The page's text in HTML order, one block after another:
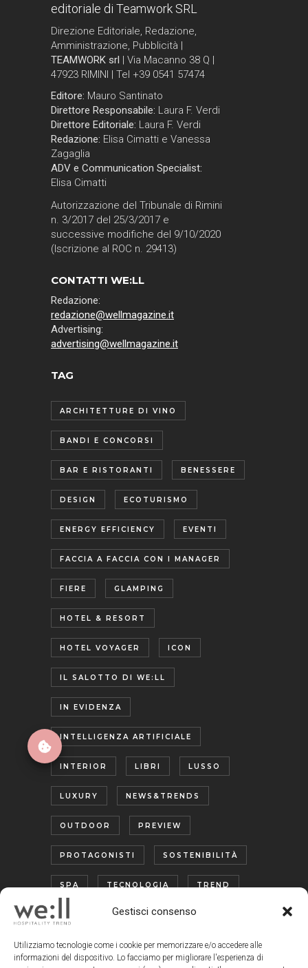
Gestisci consenso
Utilizziamo tecnologie come i cookie per memorizzare e/o accedere alle
informazioni del dispositivo. Lo facciamo per migliorare l'esperienza di
editoriale di Teamwork SRL
Direzione Editoriale, Redazione,
Amministrazione, Pubblicità |
TEAMWORK srl | Via Macanno 38 Q |
47923 RIMINI | Tel +39 0541 57474
Editore: Mauro Santinato
Direttore Responsabile: Laura F. Verdi
Direttore Editoriale: Laura F. Verdi
Redazione: Elisa Cimatti e Vanessa
Zagaglia
ADV e Communication Specialist:
Elisa Cimatti
Autorizzazione del Tribunale di Rimini
n. 3/2017 del 25/3/2017 e
successive modifiche del 9/10/2020
(Iscrizione al ROC n. 29413)
CONTATTI WE:LL
Redazione:
redazione@wellmagazine.it
Advertising:
advertising@wellmagazine.it
TAG
ARCHITETTURE DI VINO
BANDI E CONCORSI
BAR E RISTORANTI BENESSERE
DESIGN ECOTURISMO
ENERGY EFFICIENCY EVENTI
FACCIA A FACCIA CON I MANAGER
FIERE GLAMPING
HOTEL & RESORT
HOTEL VOYAGER ICON
IL SALOTTO DI WE:LL
IN EVIDENZA
INTELLIGENZA ARTIFICIALE
INTERIOR LIBRI LUSSO
LUXURY NEWS&TRENDS
OUTDOOR PREVIEW
PROTAGONISTI SOSTENIBILITÀ
SPA TECNOLOGIA TREND
TURISMO ENOGASTRONOMICO
WELLNESS